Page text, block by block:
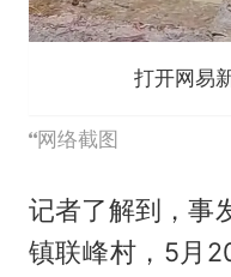
打开网易
网络截图
记者了解到，事
镇联峰村，5月